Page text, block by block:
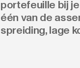
portefeuille bij
één van de
spreiding, lage